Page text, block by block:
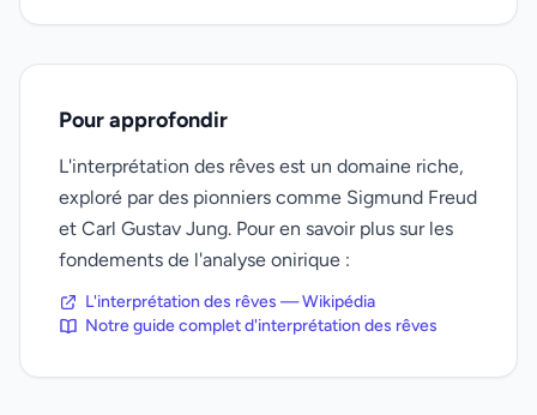
Pour approfondir
L'interprétation des rêves est un domaine riche,
exploré par des pionniers comme Sigmund Freud
et Carl Gustav Jung. Pour en savoir plus sur les
fondements de l'analyse onirique :
L'interprétation des rêves — Wikipédia
Notre guide complet d'interprétation des rêves